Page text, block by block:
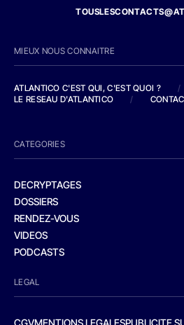
MIEUX NOUS CONNAITRE
ATLANTICO C'EST QUI, C'EST QUOI ?
/
LE RESEAU D'ATLANTICO
/
CATEGORIES
DECRYPTAGES
DOSSIERS
RENDEZ-VOUS
VIDEOS
PODCASTS
LEGAL
CGVMENTIONS LEGALESPUBLICITE